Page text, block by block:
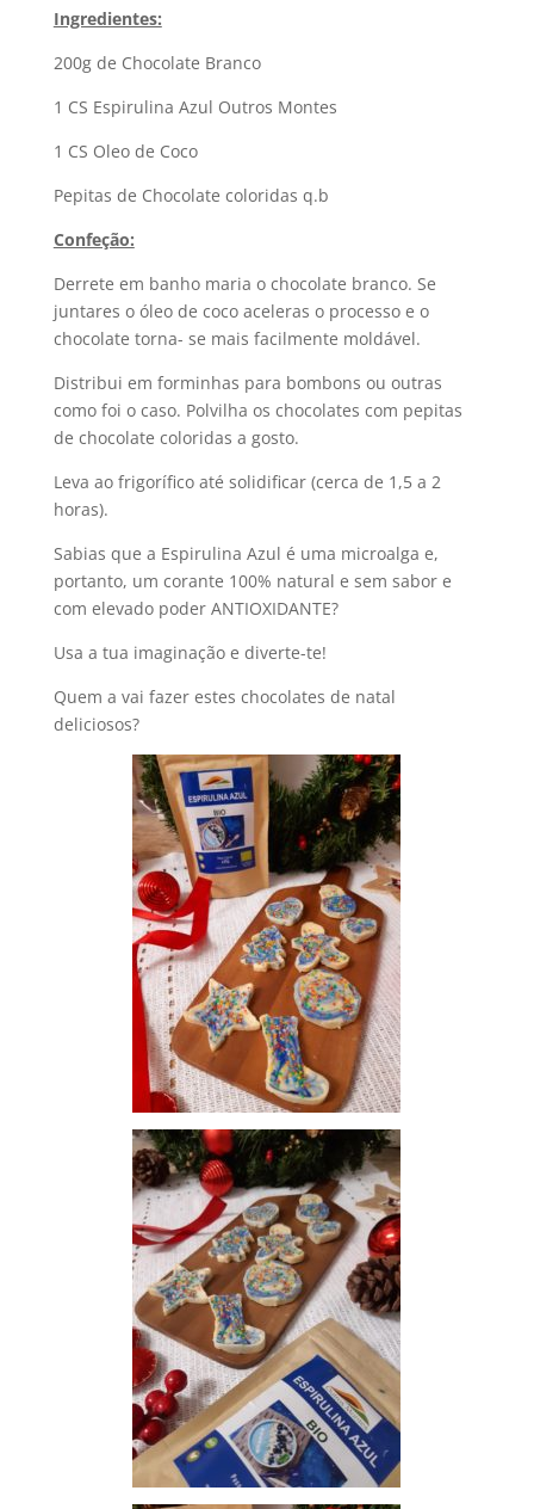
Ingredientes:
200g de Chocolate Branco
1 CS Espirulina Azul Outros Montes
1 CS Oleo de Coco
Pepitas de Chocolate coloridas q.b
Confeção:
Derrete em banho maria o chocolate branco. Se
juntares o óleo de coco aceleras o processo e o
chocolate torna- se mais facilmente moldável.
Distribui em forminhas para bombons ou outras
como foi o caso. Polvilha os chocolates com pepitas
de chocolate coloridas a gosto.
Leva ao frigorífico até solidificar (cerca de 1,5 a 2
horas).
Sabias que a Espirulina Azul é uma microalga e,
portanto, um corante 100% natural e sem sabor e
com elevado poder ANTIOXIDANTE?
Usa a tua imaginação e diverte-te!
Quem a vai fazer estes chocolates de natal
deliciosos?